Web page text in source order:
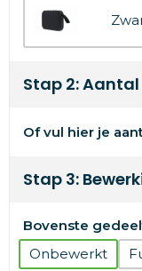
Stap 2: Aantal
Of vul hier je
Stap 3:
Bovenste
Onbewerkt